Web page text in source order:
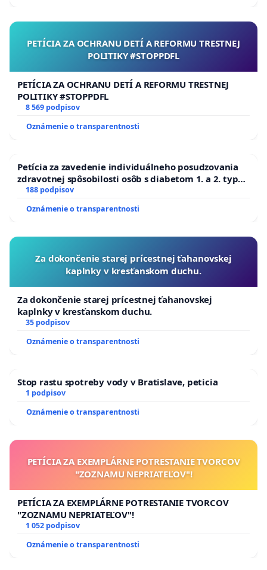
PETÍCIA ZA OCHRANU DETÍ A REFORMU TRESTNEJ
POLITIKY #STOPPDFL
PETÍCIA ZA OCHRANU DETÍ A REFORMU TRESTNEJ
POLITIKY #STOPPDFL
8 569 podpisov
Oznámenie o transparentnosti
Petícia za zavedenie individuálneho posudzovania
zdravotnej spôsobilosti osôb s diabetom 1. a 2. typu
pri prijímaní do Policajného zboru SR
188 podpisov
Oznámenie o transparentnosti
Za dokončenie starej prícestnej ťahanovskej
kaplnky v kresťanskom duchu.
Za dokončenie starej prícestnej ťahanovskej
kaplnky v kresťanskom duchu.
35 podpisov
Oznámenie o transparentnosti
Stop rastu spotreby vody v Bratislave, peticia
1 podpisov
Oznámenie o transparentnosti
PETÍCIA ZA EXEMPLÁRNE POTRESTANIE TVORCOV
"ZOZNAMU NEPRIATEĽOV"!
PETÍCIA ZA EXEMPLÁRNE POTRESTANIE TVORCOV
"ZOZNAMU NEPRIATEĽOV"!
1 052 podpisov
Oznámenie o transparentnosti